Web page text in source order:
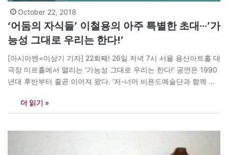
October 22, 2018
‘어둠의 자식들’ 이철용의 아주 특별한 초대···’가
능성 그대로 우리는 한다!’
[아시아엔=이상기 기자] 22회째! 26일 저녁 7시 서울 용산아트홀 대
극장 미르홀에서 열리는 ‘가능성 그대로 우리는 한다!’ 공연은 1990
년대 후반부터 줄곧 이어져 왔다. ‘저-너머 비욘드예술단과 함께 하
작가 이철용씨가 노래를 부르고, 발달장애인들이 춤 추며, 장애인 화
가가 무대 위에서 그림을 그린다. 또 시각장애인 학생들은 하모니카
더 읽기 »